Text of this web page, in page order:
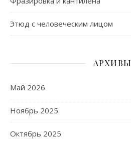
Этюд с человеческим лицом
АРХИВЫ
Май 2026
Ноябрь 2025
Октябрь 2025